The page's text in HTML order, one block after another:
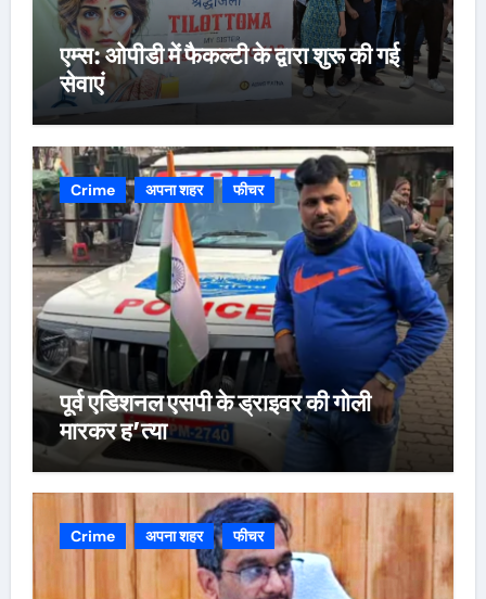
एम्स: ओपीडी में फैकल्टी के द्वारा शुरू की गई
सेवाएं
Crime अपना शहर फीचर
पूर्व एडिशनल एसपी के ड्राइवर की गोली
मारकर ह’त्या
Crime अपना शहर फीचर